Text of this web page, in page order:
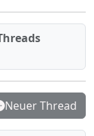
Neuer Thread